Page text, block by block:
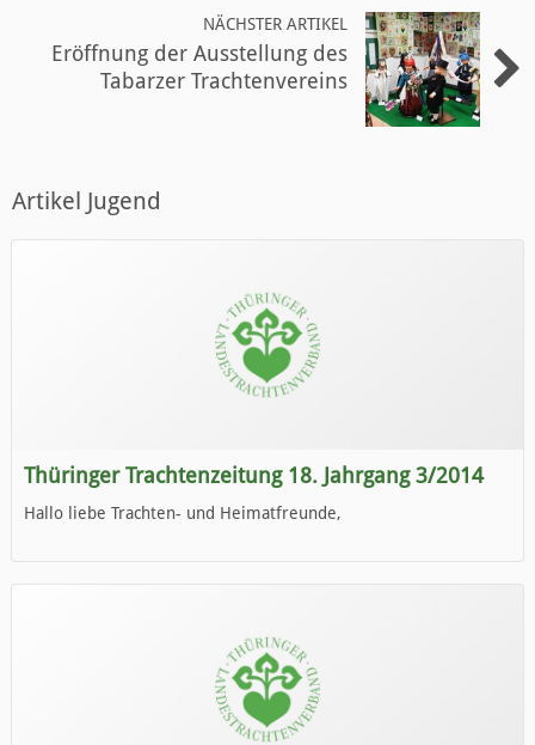
NÄCHSTER ARTIKEL
Eröffnung der Ausstellung des
Tabarzer Trachtenvereins
Artikel Jugend
Thüringer Trachtenzeitung 18. Jahrgang 3/2014
Hallo liebe Trachten- und Heimatfreunde,
Wir wünschen Euch viel Spaß beim Lesen.